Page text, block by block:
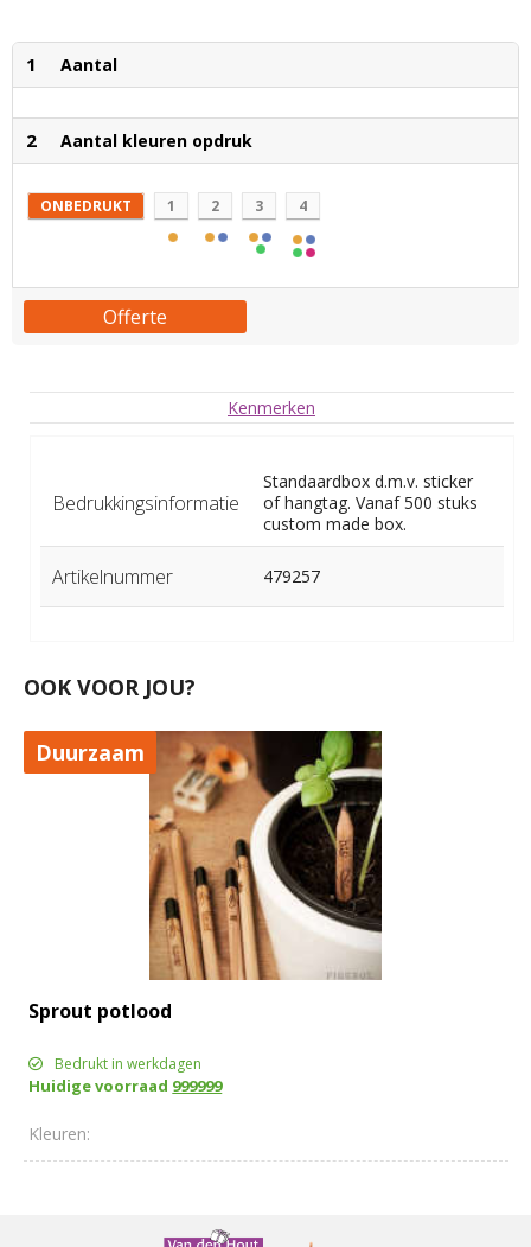
1 Aantal
2 Aantal kleuren opdruk
ONBEDRUKT 1 2 3 4
Offerte
Kenmerken
Bedrukkingsinformatie
Standaardbox d.m.v. sticker
of hangtag. Vanaf 500 stuks
custom made box.
Artikelnummer 479257
OOK VOOR JOU?
Duurzaam
Sprout potlood
Bedrukt in werkdagen
Huidige voorraad 999999